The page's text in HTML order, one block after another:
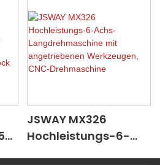
JSWAY MX326
Hochleistungs-6-